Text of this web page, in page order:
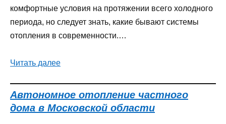
комфортные условия на протяжении всего холодного
периода, но следует знать, какие бывают системы
отопления в современности.…
Читать далее
Автономное отопление частного
дома в Московской области